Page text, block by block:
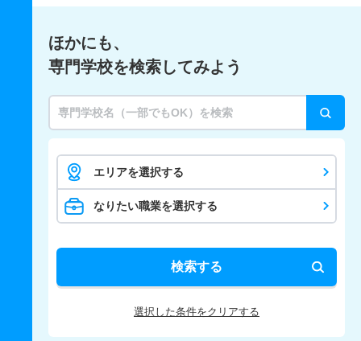
ほかにも、
専門学校を検索してみよう
エリアを選択する
なりたい職業を選択する
検索する
選択した条件をクリアする